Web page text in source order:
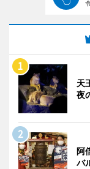
天
夜
阿
バ